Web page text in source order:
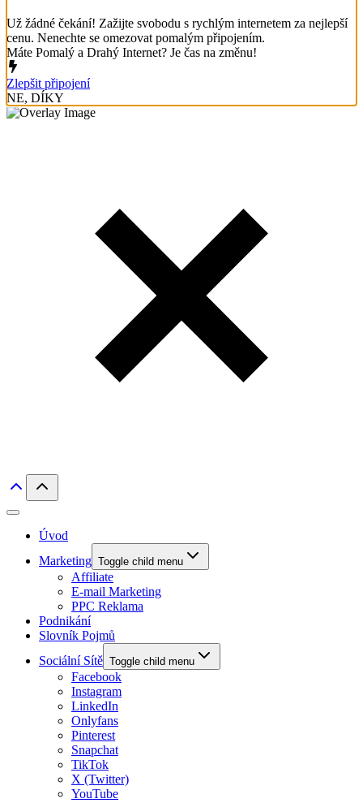
Už žádné čekání! Zažijte svobodu s rychlým internetem za nejlepší
cenu. Nenechte se omezovat pomalým připojením.
Máte Pomalý a Drahý Internet? Je čas na změnu!
Zlepšit připojení
NE, DÍKY
Úvod
Marketing Toggle child menu
Affiliate
E-mail Marketing
PPC Reklama
Podnikání
Slovník Pojmů
Sociální Sítě Toggle child menu
Facebook
Instagram
LinkedIn
Onlyfans
Pinterest
Snapchat
TikTok
X (Twitter)
YouTube